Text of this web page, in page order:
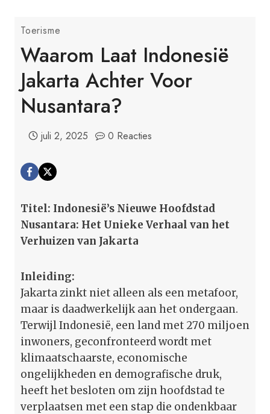
Toerisme
Waarom Laat Indonesië
Jakarta Achter Voor
Nusantara?
juli 2, 2025 0 Reacties
Titel: Indonesië’s Nieuwe Hoofdstad
Nusantara: Het Unieke Verhaal van het
Verhuizen van Jakarta
Inleiding:
Jakarta zinkt niet alleen als een metafoor,
maar is daadwerkelijk aan het ondergaan.
Terwijl Indonesië, een land met 270 miljoen
inwoners, geconfronteerd wordt met
klimaatschaarste, economische
ongelijkheden en demografische druk,
heeft het besloten om zijn hoofdstad te
verplaatsen met een stap die ondenkbaar